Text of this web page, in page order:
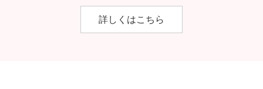
詳しくはこちら